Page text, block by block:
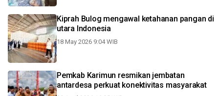
Kiprah Bulog mengawal ketahanan pangan di
utara Indonesia
18 May 2026 9:04 WIB
Pemkab Karimun resmikan jembatan
antardesa perkuat konektivitas masyarakat